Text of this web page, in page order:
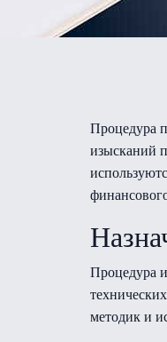
Процедура
изысканий
Процедура
методик и